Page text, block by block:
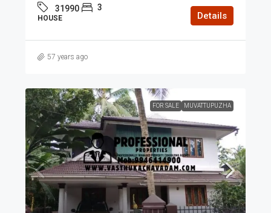
31990 3
HOUSE Details
57 years ago
FOR SALE MUVATTUPUZHA